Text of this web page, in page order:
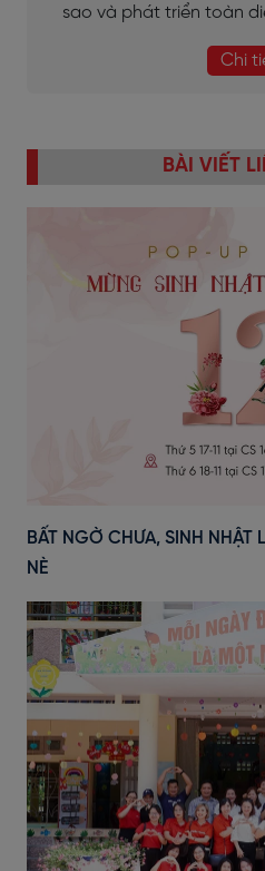
sao và phát triển toàn
Chi
BÀI VIẾT
BẤT NGỜ CHƯA, SINH NHẬT
NÈ